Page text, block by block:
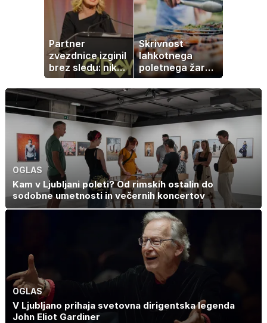
Partner
zvezdnice izginil
brez sledu: nikoli
ga niso našli,
nato je prišla še
ena tragedija
Skrivnost
lahkotnega
poletnega žara,
po katerem ne
boste
potrebovali
popoldanskega
spanca
OGLAS
Kam v Ljubljani poleti? Od rimskih ostalin do
sodobne umetnosti in večernih koncertov
OGLAS
V Ljubljano prihaja svetovna dirigentska legenda
John Eliot Gardiner